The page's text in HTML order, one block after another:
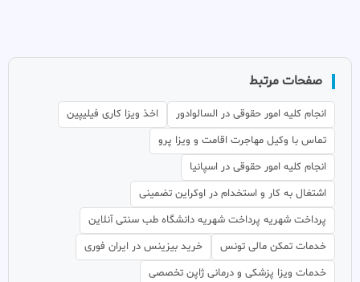
صفحات مرتبط
انجام کلیه امور حقوقی در السالوادور
اخذ ویزا کاری فیلیپین
تماس با وکیل مهاجرت اقامت و ویزا پرو
انجام کلیه امور حقوقی در اسپانیا
اشتغال به کار و استخدام در اوکراین تضمینی
پرداخت شهریه پرداخت شهریه دانشگاه طب سنتی آنلاین
خدمات تمکن مالی تونس
خرید بیزینس در ایران فوری
خدمات ویزا پزشکی و درمانی ژاپن تخصصی